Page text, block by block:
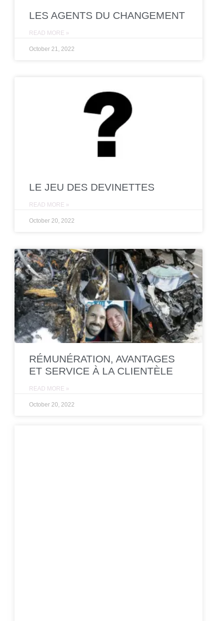
LES AGENTS DU CHANGEMENT
READ MORE »
October 21, 2022
LE JEU DES DEVINETTES
READ MORE »
October 20, 2022
RÉMUNÉRATION, AVANTAGES
ET SERVICE À LA CLIENTÈLE
READ MORE »
October 20, 2022